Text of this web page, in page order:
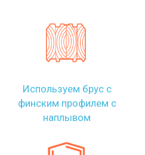
Используем брус с
финским профилем с
наплывом